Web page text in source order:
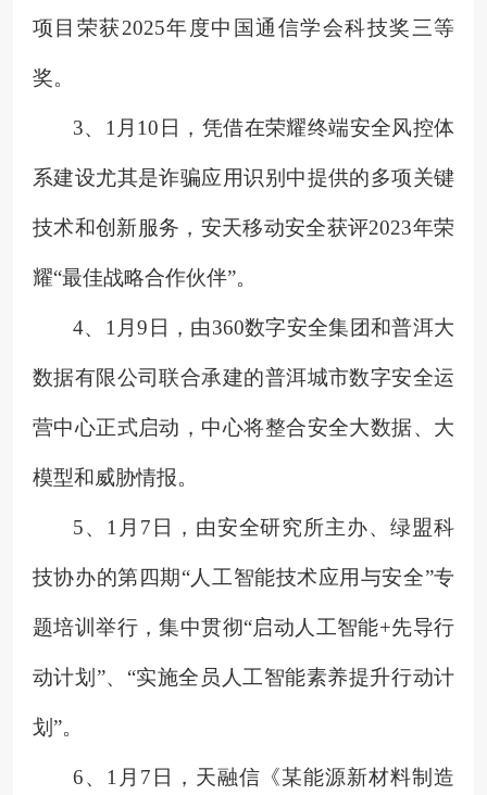
项目荣获2025年度中国通信学会科技奖三等
奖。
3、 1月10日，凭借在荣耀终端安全风控体
系建设尤其是诈骗应用识别中提供的多项关键
技术和创新服务，安天移动安全获评2023年荣
耀“最佳战略合作伙伴”。
4、 1月9日，由360数字安全集团和普洱大
数据有限公司联合承建的普洱城市数字安全运
营中心正式启动，中心将整合安全大数据、大
模型和威胁情报。
5、 1月7日，由安全研究所主办、绿盟科
技协办的第四期“人工智能技术应用与安全”专
题培训举行，集中贯彻“启动人工智能+先导行
动计划”、“实施全员人工智能素养提升行动计
划”。
6、 1月7日，天融信《某能源新材料制造